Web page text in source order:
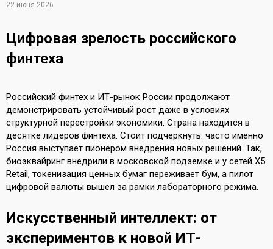
22 июня 2026
Цифровая зрелость российского
финтеха
Российский финтех и ИТ-рынок России продолжают
демонстрировать устойчивый рост даже в условиях
структурной перестройки экономики. Страна находится в
десятке лидеров финтеха. Стоит подчеркнуть: часто именно
Россия выступает пионером внедрения новых решений. Так,
биоэквайринг внедрили в московской подземке и у сетей X5
Retail, токенизация ценных бумаг переживает бум, а пилот
цифровой валюты вышел за рамки лабораторного режима.
Искусственный интеллект: от
экспериментов к новой ИТ-